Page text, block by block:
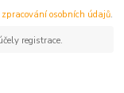
osobních údajů.
registrace.